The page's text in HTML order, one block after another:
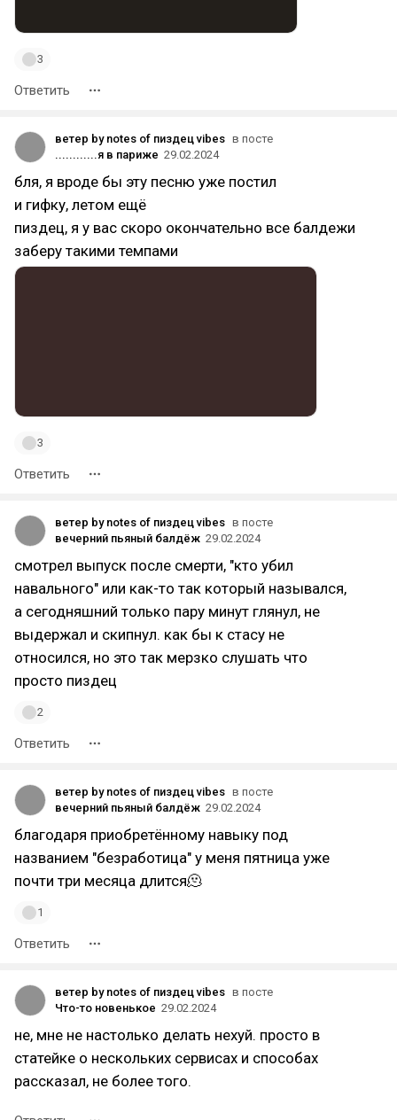
3
Ответить
ветер by notes of пиздец vibes в посте
............я в париже 29.02.2024
бля, я вроде бы эту песню уже постил
и гифку, летом ещё
пиздец, я у вас скоро окончательно все балдежи
заберу такими темпами
3
Ответить
ветер by notes of пиздец vibes в посте
вечерний пьяный балдёж 29.02.2024
смотрел выпуск после смерти, "кто убил
навального" или как-то так который назывался,
а сегодняшний только пару минут глянул, не
выдержал и скипнул. как бы к стасу не
относился, но это так мерзко слушать что
просто пиздец
2
Ответить
ветер by notes of пиздец vibes в посте
вечерний пьяный балдёж 29.02.2024
благодаря приобретённому навыку под
названием "безработица" у меня пятница уже
почти три месяца длится🫠
1
Ответить
ветер by notes of пиздец vibes в посте
Что-то новенькое 29.02.2024
не, мне не настолько делать нехуй. просто в
статейке о нескольких сервисах и способах
рассказал, не более того.